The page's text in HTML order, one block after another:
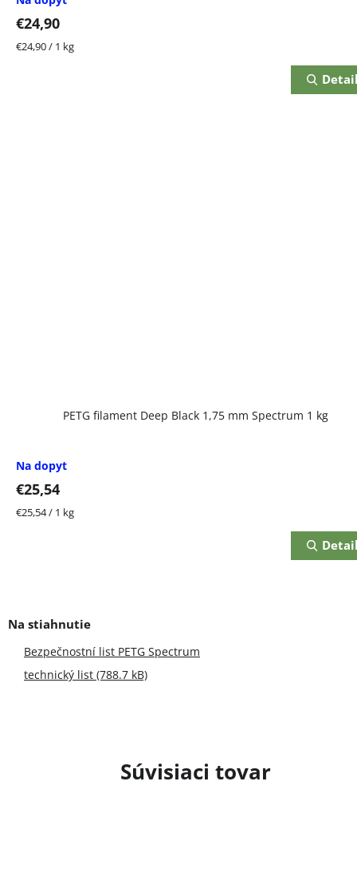
Súvisiaci tovar
€24,90
Jednotková
€24,90 / 1 kg
PETG filament Deep Black 1,75 mm Spectrum 1 kg
Na dopyt
€25,54
Jednotková
€25,54 / 1 kg
Bezpečnostní list PETG Spectrum
technický list (788.7 kB)